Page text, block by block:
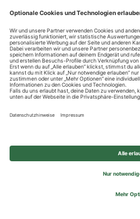
Privatsphäre-
© 2026 REWE Group